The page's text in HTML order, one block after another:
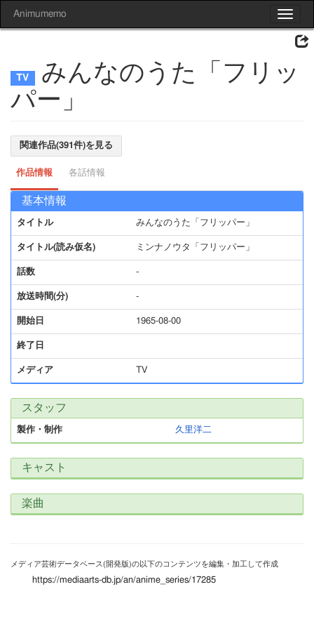
Toggle
Animumemo
みんなのうた「フリッ
パー」
関連作品(391件)を見る
作品情報 各話情報
基本情報
タイトル みんなのうた「フリッパー」
タイトル(読み仮名) ミンナノウタ「フリッパー」
話数 -
放送時間(分) -
開始日 1965-08-00
終了日
メディア TV
スタッフ
製作・制作 久里洋二
キャスト
楽曲
メディア芸術データベース(開発版)の以下のコンテンツを編集・加工して作成
https://mediaarts-db.jp/an/anime_series/17285